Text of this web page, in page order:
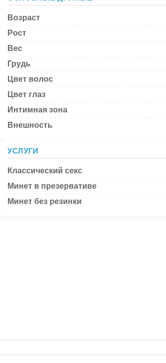
Возраст
Рост
Вес
Грудь
Цвет волос
Цвет глаз
Интимная зона
Внешность
УСЛУГИ
Классический секс
Минет в презервативе
Минет без резинки